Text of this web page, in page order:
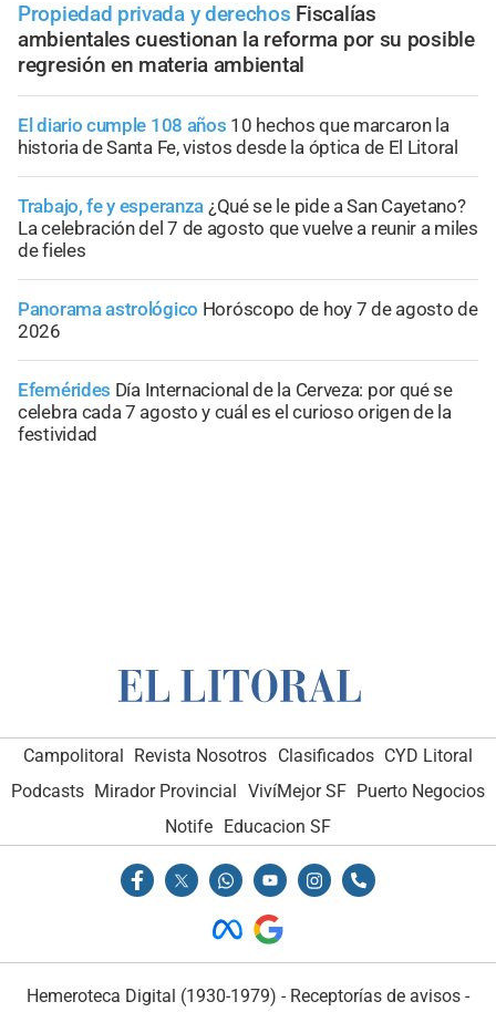
Propiedad privada y derechos Fiscalías
ambientales cuestionan la reforma por su posible
regresión en materia ambiental
El diario cumple 108 años 10 hechos que marcaron la
historia de Santa Fe, vistos desde la óptica de El Litoral
Trabajo, fe y esperanza ¿Qué se le pide a San Cayetano?
La celebración del 7 de agosto que vuelve a reunir a miles
de fieles
Panorama astrológico Horóscopo de hoy 7 de agosto de
2026
Efemérides Día Internacional de la Cerveza: por qué se
celebra cada 7 agosto y cuál es el curioso origen de la
festividad
Campolitoral Revista Nosotros Clasificados CYD Litoral
Podcasts Mirador Provincial VivíMejor SF Puerto Negocios
Notife Educacion SF
Hemeroteca Digital (1930-1979) - Receptorías de avisos -